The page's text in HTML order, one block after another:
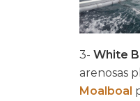
3- White
arenosas
Moalboal